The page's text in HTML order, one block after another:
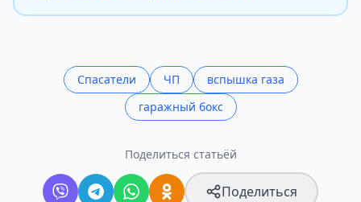
Спасатели ЧП
вспышка газа
гаражный бокс
Поделиться статьёй
Поделиться